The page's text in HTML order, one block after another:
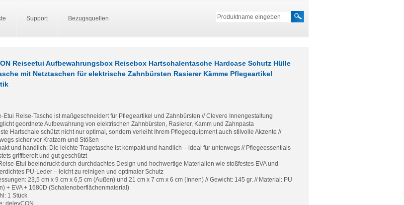
Support Bezugsquellen
Reiseetui Aufbewahrungsbox Reisebox Hartschalentasche Hardcase Schutz Hülle
mit Netztaschen für elektrische Zahnbürsten Rasierer Kämme Pflegeartikel
Etui Reise-Tasche ist maßgeschneidert für Pflegeartikel und Zahnbürsten // Clevere Innengestaltung
geordnete Aufbewahrung von elektrischen Zahnbürsten, Rasierer, Kamm und Zahnpasta
Hartschale schützt nicht nur optimal, sondern verleiht Ihrem Pflegeequipment auch stilvolle Akzente //
sicher vor Kratzern und Stößen
und handlich: Die leichte Tragetasche ist kompakt und handlich – ideal für unterwegs // Pflegeessentials
griffbereit und gut geschützt
Etui beeindruckt durch durchdachtes Design und hochwertige Materialien wie stoßfestes EVA und
PU-Leder – leicht zu reinigen und optimaler Schutz
23,5 cm x 9 cm x 6,5 cm (Außen) und 21 cm x 7 cm x 6 cm (Innen) // Gewicht: 145 gr. // Material: PU
+ EVA + 1680D (Schalenoberflächenmaterial)
1 Stück
deleyCON